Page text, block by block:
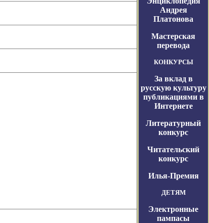
Андрея
Платонова
Мастерская
перевода
КОНКУРСЫ
За вклад в
русскую культуру
публикациями в
Интернете
Литературный
конкурс
Читательский
конкурс
Илья-Премия
ДЕТЯМ
Электронные
пампасы